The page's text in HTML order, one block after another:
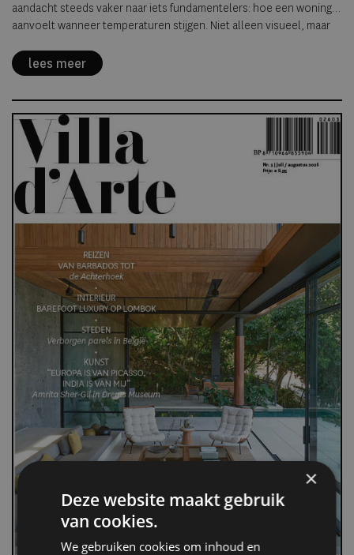
aandacht steeds vaker naar iets fundamentelers: hoe een woning
aanvoelt wanneer temperaturen stijgen. Niet alleen visueel, maar
Stilte, zelfs tijdens warme nachten.
lees meer
×
Deze website maakt gebruik
van cookies.
We gebruiken cookies om inhoud en